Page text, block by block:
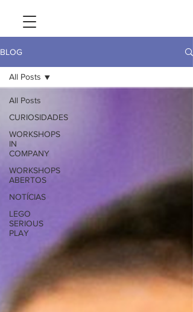
BLOG
All Posts
CURIOSIDADES
WORKSHOPS
IN
COMPANY
WORKSHOPS
ABERTOS
NOTÍCIAS
LEGO
SERIOUS
PLAY
All Posts